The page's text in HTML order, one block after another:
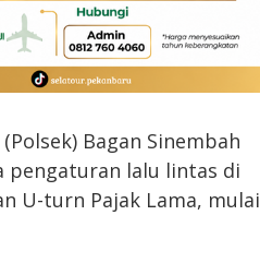
Bagan Sinembah
pengaturan lalu lintas di
U-turn Pajak Lama, mulai